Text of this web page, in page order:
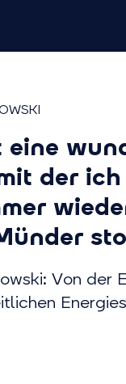
eine
der
Von der